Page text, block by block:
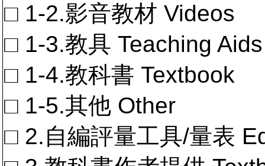
□ 1-2.影音教材 Videos
□ 1-3.教具 Teaching Aids
□ 1-4.教科書 Textbook
□ 1-5.其他 Other
□ 2.自編評量工具/量表